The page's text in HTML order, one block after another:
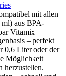
mit allen
aus BPA-
Vitamix
– perfekt
0,6 Liter oder der
Möglichkeit
herzustellen.